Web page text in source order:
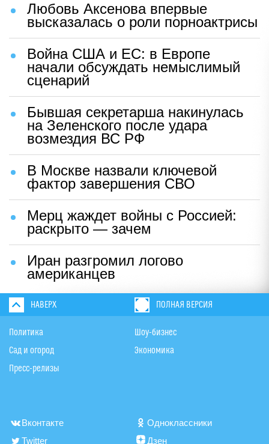
Любовь Аксенова впервые
высказалась о роли порноактрисы
Война США и ЕС: в Европе
начали обсуждать немыслимый
сценарий
Бывшая секретарша накинулась
на Зеленского после удара
возмездия ВС РФ
В Москве назвали ключевой
фактор завершения СВО
Мерц жаждет войны с Россией:
раскрыто — зачем
Иран разгромил логово
американцев
НАВЕРХ ПОЛНАЯ ВЕРСИЯ
Политика
Сад и огород
Пресс-релизы
Шоу-бизнес
Экономика
Вконтакте
Одноклассники
Twitter
Дзен